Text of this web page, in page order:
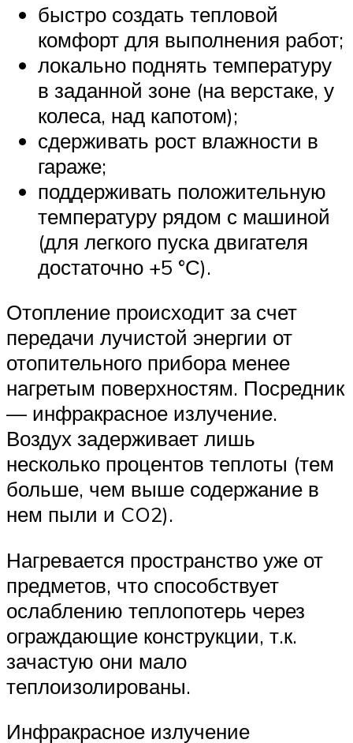
быстро создать тепловой
комфорт для выполнения работ;
локально поднять температуру
в заданной зоне (на верстаке, у
колеса, над капотом);
сдерживать рост влажности в
гараже;
поддерживать положительную
температуру рядом с машиной
(для легкого пуска двигателя
достаточно +5 °С).
Отопление происходит за счет
передачи лучистой энергии от
отопительного прибора менее
нагретым поверхностям. Посредник
— инфракрасное излучение.
Воздух задерживает лишь
несколько процентов теплоты (тем
больше, чем выше содержание в
нем пыли и CO2).
Нагревается пространство уже от
предметов, что способствует
ослаблению теплопотерь через
ограждающие конструкции, т.к.
зачастую они мало
теплоизолированы.
Инфракрасное излучение